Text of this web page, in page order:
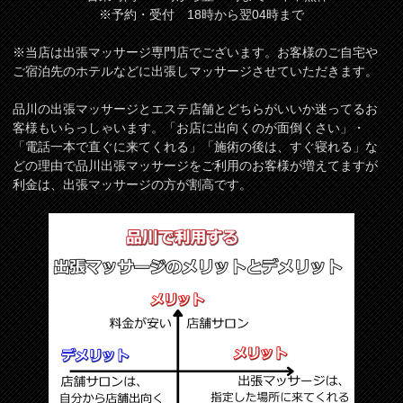
※予約・受付 18時から翌04時まで
※当店は出張マッサージ専門店でございます。お客様のご自宅や
ご宿泊先のホテルなどに出張しマッサージさせていただきます。
品川の出張マッサージとエステ店舗とどちらがいいか迷ってるお
客様もいらっしゃいます。「お店に出向くのが面倒くさい」・
「電話一本で直ぐに来てくれる」「施術の後は、すぐ寝れる」な
どの理由で品川出張マッサージをご利用のお客様が増えてますが
利金は、出張マッサージの方が割高です。